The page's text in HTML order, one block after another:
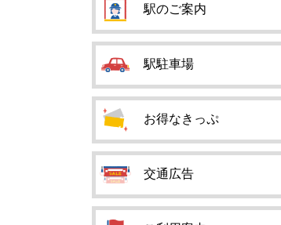
駅のご案内
駅駐車場
お得なきっぷ
交通広告